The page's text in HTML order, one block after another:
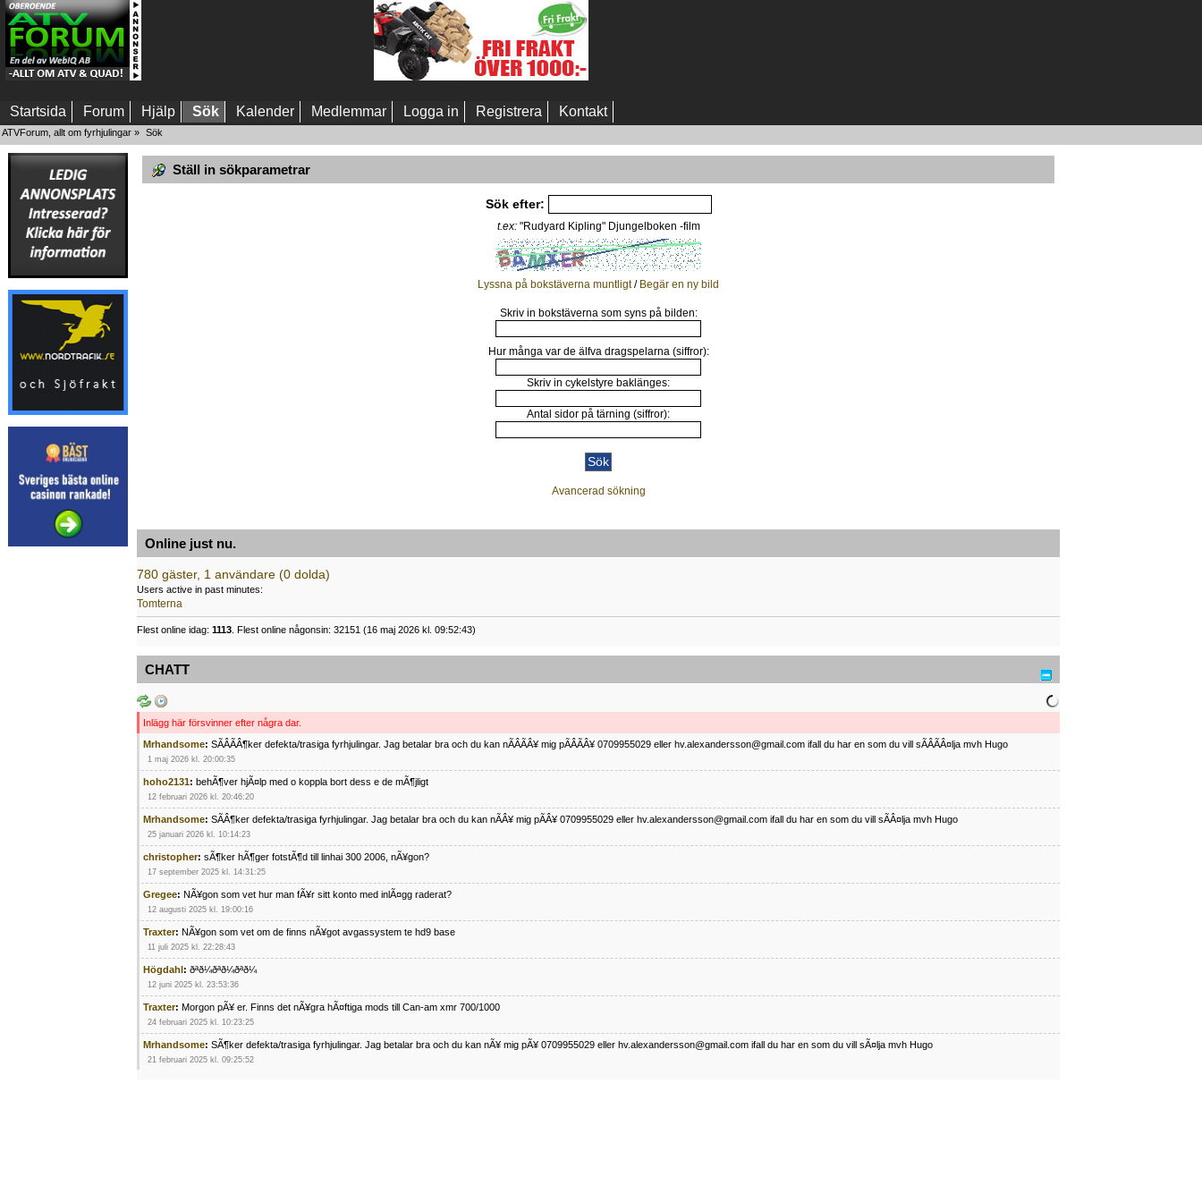
Startsida Forum Hjälp Sök Kalender Medlemmar Logga in Registrera Kontakt
ATVForum, allt om fyrhjulingar » Sök
Ställ in sökparametrar
Sök efter:
t.ex:"Rudyard Kipling" Djungelboken -film
Lyssna på bokstäverna muntligt/ Begär en ny bild
Skriv in bokstäverna som syns på bilden:
Hur många var de älfva dragspelarna (siffror):
Skriv in cykelstyre baklänges:
Antal sidor på tärning (siffror):
Avancerad sökning
Online just nu.
780 gäster, 1 användare (0 dolda)
Users active in past minutes:
Tomterna
Flest online idag: 1113 . Flest online någonsin: 32151 (16 maj 2026 kl. 09:52:43)
CHATT
Inlägg här försvinner efter några dar.
Mrhandsome: SÃÂÃÂ¶ker defekta/trasiga fyrhjulingar. Jag betalar bra och du kan nÃÂÃÂ¥ mig pÃÂÃÂ¥ 0709955029 eller hv.alexandersson@gmail.com ifall du har en som du vill sÃÂÃÂ¤lja mvh Hugo
1 maj 2026 kl. 20:00:35
hoho2131: behÃ¶ver hjÃ¤lp med o koppla bort dess e de mÃ¶jligt
12 februari 2026 kl. 20:46:20
Mrhandsome: SÃÂ¶ker defekta/trasiga fyrhjulingar. Jag betalar bra och du kan nÃÂ¥ mig pÃÂ¥ 0709955029 eller hv.alexandersson@gmail.com ifall du har en som du vill sÃÂ¤lja mvh Hugo
25 januari 2026 kl. 10:14:23
christopher: sÃ¶ker hÃ¶ger fotstÃ¶d till linhai 300 2006, nÃ¥gon?
17 september 2025 kl. 14:31:25
Gregee: NÃ¥gon som vet hur man fÃ¥r sitt konto med inlÃ¤gg raderat?
12 augusti 2025 kl. 19:00:16
Traxter: NÃ¥gon som vet om de finns nÃ¥got avgassystem te hd9 base
11 juli 2025 kl. 22:28:43
Högdahl: ðªð¼ðªð¼ðªð¼
12 juni 2025 kl. 23:53:36
Traxter: Morgon pÃ¥ er. Finns det nÃ¥gra hÃ¤ftiga mods till Can-am xmr 700/1000
24 februari 2025 kl. 10:23:25
Mrhandsome: SÃ¶ker defekta/trasiga fyrhjulingar. Jag betalar bra och du kan nÃ¥ mig pÃ¥ 0709955029 eller hv.alexandersson@gmail.com ifall du har en som du vill sÃ¤lja mvh Hugo
21 februari 2025 kl. 09:25:52